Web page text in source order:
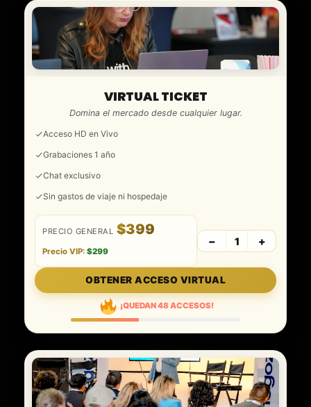
VIRTUAL TICKET
Domina el mercado desde cualquier lugar.
Acceso HD en Vivo
Grabaciones 1 año
Chat exclusivo
Sin gastos de viaje ni hospedaje
PRECIO GENERAL $399
Precio VIP: $299
− +
OBTENER ACCESO VIRTUAL
¡QUEDAN 48 ACCESOS!